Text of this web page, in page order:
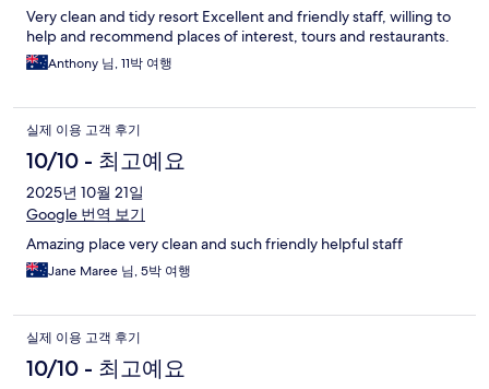
Very clean and tidy resort Excellent and friendly staff, willing to
help and recommend places of interest, tours and restaurants.
Anthony 님, 11박 여행
실제 이용 고객 후기
10/10 - 최고예요
2025년 10월 21일
Google 번역 보기
Amazing place very clean and such friendly helpful staff
Jane Maree 님, 5박 여행
실제 이용 고객 후기
10/10 - 최고예요